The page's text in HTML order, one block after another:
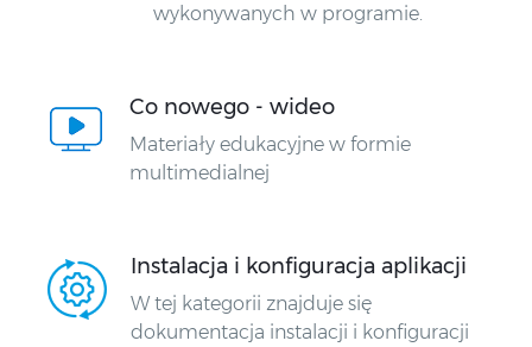
wykonywanych w programie.
Co nowego - wideo
Materiały edukacyjne w formie
multimedialnej
Instalacja i konfiguracja aplikacji
W tej kategorii znajduje się
dokumentacja instalacji i konfiguracji